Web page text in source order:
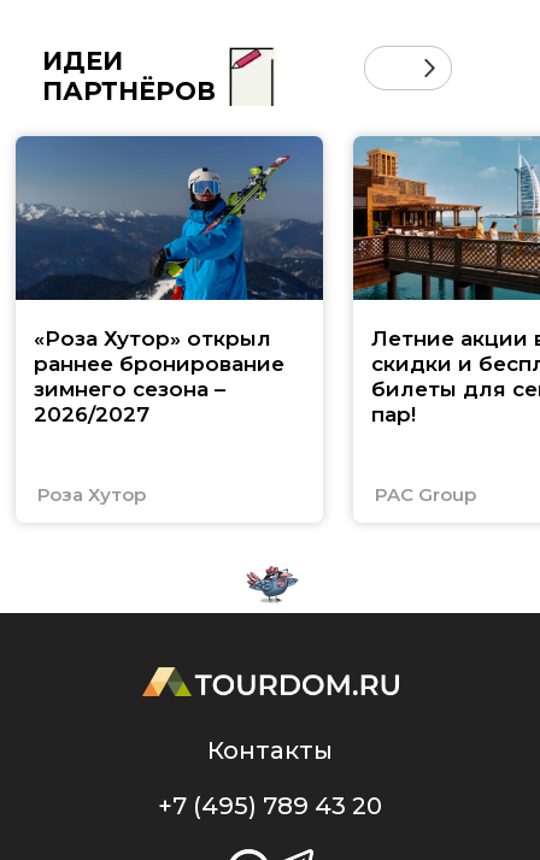
ИДЕИ
ПАРТНЁРОВ
«Роза Хутор» открыл
раннее бронирование
зимнего сезона –
2026/2027
Роза Хутор
Летние акции
скидки и
билеты для
пар!
PAC Group
Контакты
+7 (495) 789 43 20